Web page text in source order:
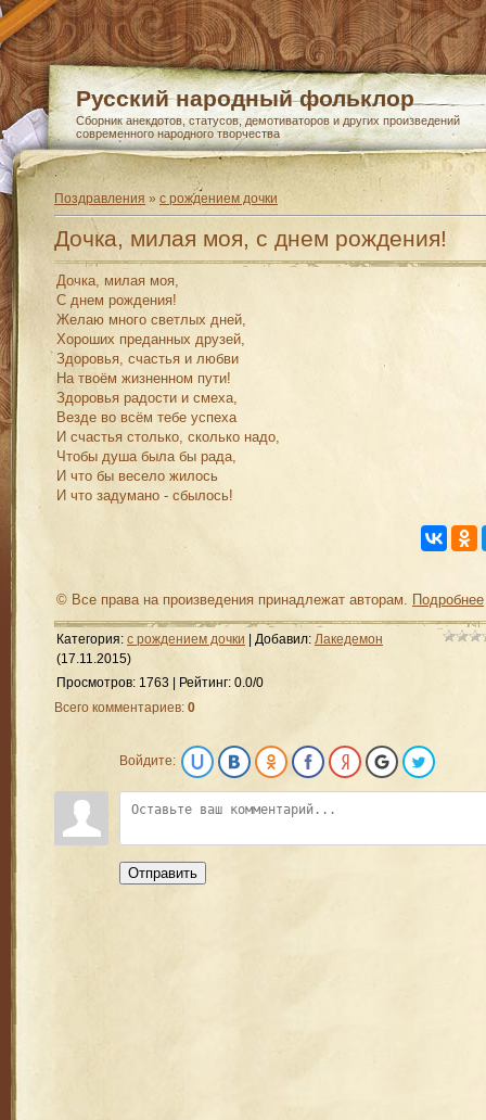
Русский народный фольклор
Сборник анекдотов, статусов, демотиваторов и других произведений
современного народного творчества
Поздравления » с рождением дочки
Дочка, милая моя, с днем рождения!
Дочка, милая моя,
С днем рождения!
Желаю много светлых дней,
Хороших преданных друзей,
Здоровья, счастья и любви
На твоём жизненном пути!
Здоровья радости и смеха,
Везде во всём тебе успеха
И счастья столько, сколько надо,
Чтобы душа была бы рада,
И что бы весело жилось
И что задумано - сбылось!
© Все права на произведения принадлежат авторам. Подробнее
Категория: с рождением дочки Добавил: Лакедемон
(17.11.2015)
Просмотров: 1763 Рейтинг: 0.0/0
Всего комментариев: 0
Войдите:
Отправить